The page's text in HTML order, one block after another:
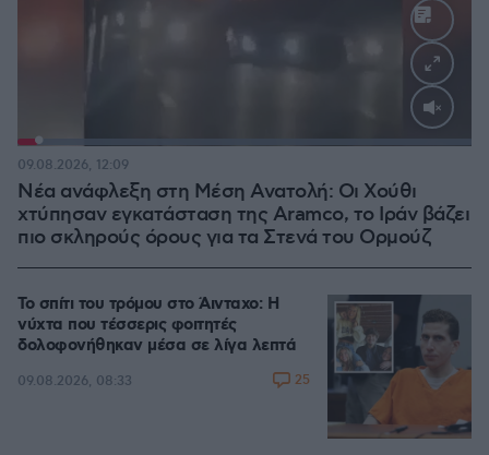
Νέα ανάφλεξη στη Μέση Ανατολή: Οι Χούθι
χτύπησαν εγκατάσταση της Aramco, το Ιράν βάζει
πιο σκληρούς όρους για τα Στενά του Ορμούζ
09.08.2026, 12:09
Το σπίτι του τρόμου στο Άινταχο: Η
νύχτα που τέσσερις φοιτητές
δολοφονήθηκαν μέσα σε λίγα λεπτά
09.08.2026, 08:33 25